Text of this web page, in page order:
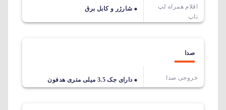
اقلام همراه لپ
تاپ
شارژر و کابل برق
صدا
خروجی صدا دارای جک 3.5 میلی متری هدفون